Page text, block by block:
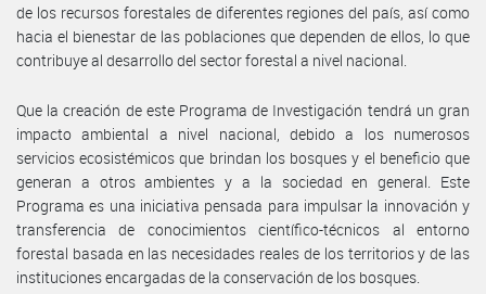
de los recursos forestales de diferentes regiones del país, así como
hacia el bienestar de las poblaciones que dependen de ellos, lo que
contribuye al desarrollo del sector forestal a nivel nacional.
Que la creación de este Programa de Investigación tendrá un gran
impacto ambiental a nivel nacional, debido a los numerosos
servicios ecosistémicos que brindan los bosques y el beneficio que
generan a otros ambientes y a la sociedad en general. Este
Programa es una iniciativa pensada para impulsar la innovación y
transferencia de conocimientos científico-técnicos al entorno
forestal basada en las necesidades reales de los territorios y de las
instituciones encargadas de la conservación de los bosques.